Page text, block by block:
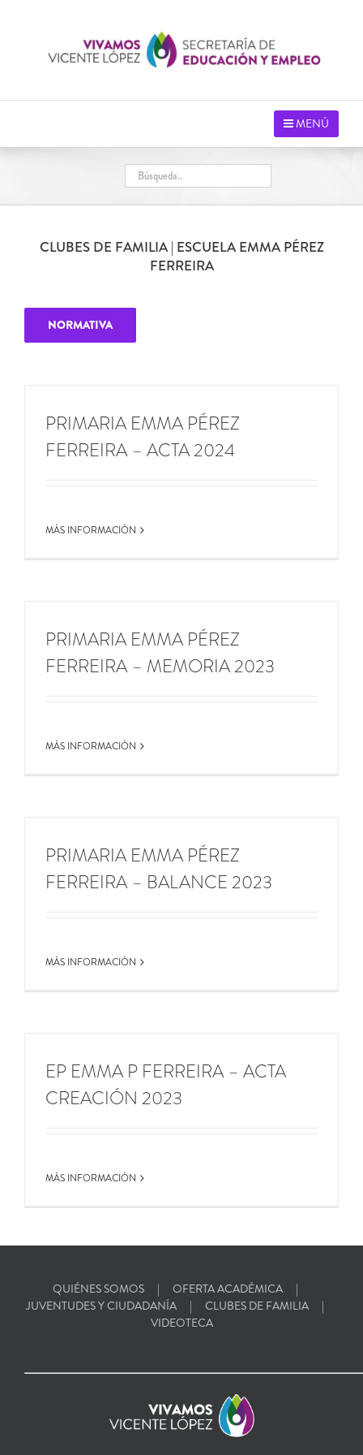
MENÚ
CLUBES DE FAMILIA | ESCUELA EMMA PÉREZ
FERREIRA
NORMATIVA
PRIMARIA EMMA PÉREZ
FERREIRA – ACTA 2024
MÁS INFORMACIÓN
PRIMARIA EMMA PÉREZ
FERREIRA – MEMORIA 2023
MÁS INFORMACIÓN
PRIMARIA EMMA PÉREZ
FERREIRA – BALANCE 2023
MÁS INFORMACIÓN
EP EMMA P FERREIRA – ACTA
CREACIÓN 2023
MÁS INFORMACIÓN
QUIÉNES SOMOS
OFERTA ACADÉMICA
JUVENTUDES Y CIUDADANÍA
CLUBES DE FAMILIA
VIDEOTECA